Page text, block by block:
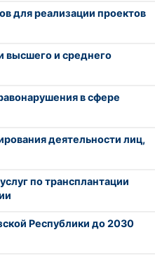
для реализации проектов
высшего и среднего
в сфере
деятельности лиц,
по трансплантации
Республики до 2030